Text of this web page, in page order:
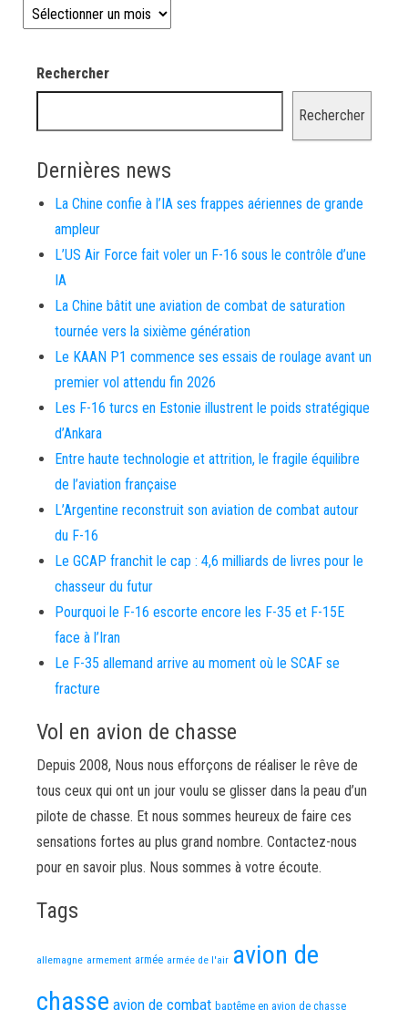
Les news depuis 2008
Rechercher
Rechercher
Dernières news
La Chine confie à l’IA ses frappes aériennes de grande
ampleur
L’US Air Force fait voler un F-16 sous le contrôle d’une
IA
La Chine bâtit une aviation de combat de saturation
tournée vers la sixième génération
Le KAAN P1 commence ses essais de roulage avant un
premier vol attendu fin 2026
Les F-16 turcs en Estonie illustrent le poids stratégique
d’Ankara
Entre haute technologie et attrition, le fragile équilibre
de l’aviation française
L’Argentine reconstruit son aviation de combat autour
du F-16
Le GCAP franchit le cap : 4,6 milliards de livres pour le
chasseur du futur
Pourquoi le F-16 escorte encore les F-35 et F-15E
face à l’Iran
Le F-35 allemand arrive au moment où le SCAF se
fracture
Vol en avion de chasse
Depuis 2008, Nous nous efforçons de réaliser le rêve de
tous ceux qui ont un jour voulu se glisser dans la peau d’un
pilote de chasse. Et nous sommes heureux de faire ces
sensations fortes au plus grand nombre. Contactez-nous
pour en savoir plus. Nous sommes à votre écoute.
Tags
allemagne armement armée armée de l'air avion de
chasse avion de combat baptême en avion de chasse